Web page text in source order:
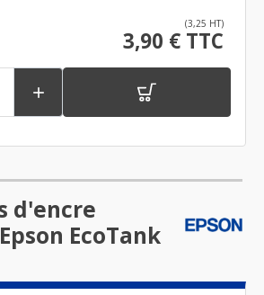
(3,25 HT)
3,90 € TTC

d'encre
EcoTank